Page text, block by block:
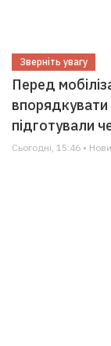
Зверніть увагу
Перед
впорядкувати
підготували
Сьогодні, 15:46 •